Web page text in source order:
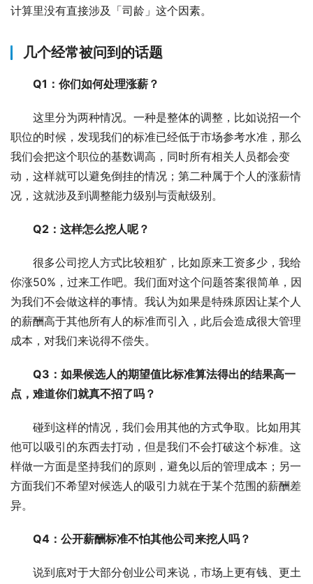
计算里没有直接涉及「司龄」这个因素。
几个经常被问到的话题
Q1：你们如何处理涨薪？
这里分为两种情况。一种是整体的调整，比如说招一个
职位的时候，发现我们的标准已经低于市场参考水准，那么
我们会把这个职位的基数调高，同时所有相关人员都会变
动，这样就可以避免倒挂的情况；第二种属于个人的涨薪情
况，这就涉及到调整能力级别与贡献级别。
Q2：这样怎么挖人呢？
很多公司挖人方式比较粗犷，比如原来工资多少，我给
你涨50%，过来工作吧。我们面对这个问题答案很简单，因
为我们不会做这样的事情。我认为如果是特殊原因让某个人
的薪酬高于其他所有人的标准而引入，此后会造成很大管理
成本，对我们来说得不偿失。
Q3：如果候选人的期望值比标准算法得出的结果高一
点，难道你们就真不招了吗？
碰到这样的情况，我们会用其他的方式争取。比如用其
他可以吸引的东西去打动，但是我们不会打破这个标准。这
样做一方面是坚持我们的原则，避免以后的管理成本；另一
方面我们不希望对候选人的吸引力就在于某个范围的薪酬差
异。
Q4：公开薪酬标准不怕其他公司来挖人吗？
说到底对于大部分创业公司来说，市场上更有钱、更土